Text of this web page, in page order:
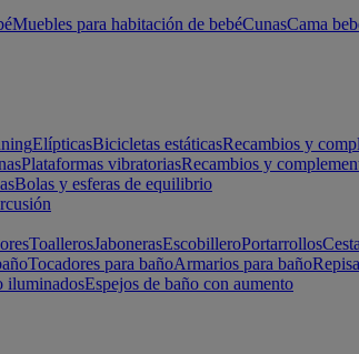
Muebles para habitación de bebéCunasCama
ElípticasBicicletas estáticasRecambios y
Plataformas vibratoriasRecambios y
Bolas y esferas de equilibrio
ToallerosJabonerasEscobilleroPortarrollos
Tocadores para bañoArmarios para baño
iluminadosEspejos de baño con aumento